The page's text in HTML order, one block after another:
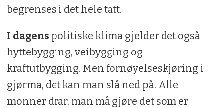
begrenses i det hele tatt.
I dagens politiske klima gjelder det også
hyttebygging, veibygging og
kraftutbygging. Men fornøyelseskjøring i
gjørma, det kan man slå ned på. Alle
monner drar, man må gjøre det som er